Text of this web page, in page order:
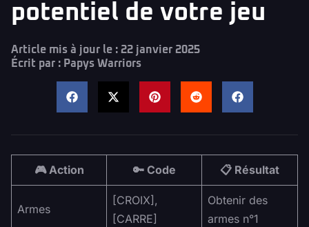
potentiel de votre jeu
Article mis à jour le : 22 janvier 2025
Écrit par : Papys Warriors
🎮 Action 🔑 Code 📋 Résultat
Armes
[CROIX],
[CARRE]
Obtenir des
armes n°1